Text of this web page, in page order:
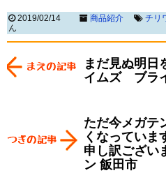
2019/02/14 商品紹介 チリ
ん
まだ見ぬ明
イムズ ブラ
ただ今メガテ
くなっていま
申し訳ござい
ン 飯田市